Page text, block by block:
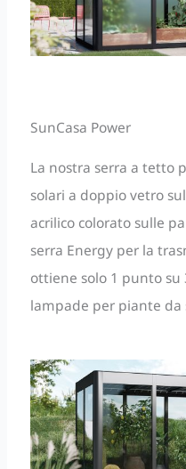
SunCasa Power
La nostra serra a tetto
solari a doppio vetro
acrilico colorato sulle
serra Energy per la
ottiene solo 1 punto su
lampade per piante da